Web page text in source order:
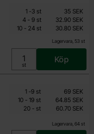
Lagervara, 53 st
Från
28 SEK
Inklusive 25% moms
Enhet:
st
Köp
Mängdrabatt
Pris /st
1 -till
3 st
35 SEK
4 - till
9 st
32.90 SEK
10 - till
24 st 30.80 SEK
Lagervara, 64 st
Från
60.70 SEK
Inklusive 25% moms
Mängdrabatt
Pris /st
1 -till
9 st
69 SEK
10 - till
19 st
64.85 SEK
20 - till
st 60.70 SEK